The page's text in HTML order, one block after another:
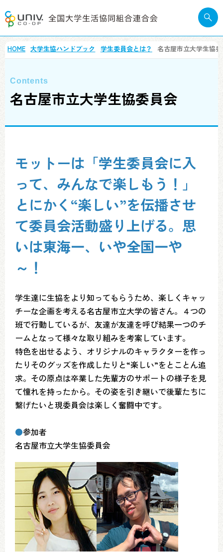
HOME 大学生協ハンドブック 学生委員会とは？ 名古屋市立大学生協
名古屋市立大学生協委員会
モットーは「学生委員会に入
って、みんなで楽しもう！」
とにかく“楽しい”を伝播させ
て委員会活動盛り上げる。思
いは東海一、いや全国一や
～！
学生達に生協をより知ってもらうため、楽しくキャッ
チーな企画を考える名古屋市立大学の皆さん。４つの
班で行動しているが、友達が友達を呼び結果一つのチ
ームとなって様々な取り組みを考案しています。
特色を出せるよう、オリジナルのキャラクターを作っ
たりそのグッズを作成したりと“楽しい”をとことん追
求。その原点は卒業した先輩方のサポートの様子を見
て憧れを持ったから。その姿を引き継いで後輩たちに
繋げたいと現委員会は楽しく奮闘中です。
●参加者
名古屋市立大学生協委員会